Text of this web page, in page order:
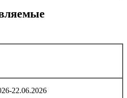
22.06.2026